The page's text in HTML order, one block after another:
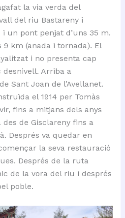
la via verda del
del riu Bastareny i
un pont penjat d’uns 35 m.
9 km (anada i tornada). El
i no presenta cap
Arriba a
Sant Joan de l’Avellanet.
el 1914 per Tomàs
fins a mitjans dels anys
de Gisclareny fins a
Després va quedar en
la seva restauració
Després de la ruta
de la vora del riu i després
poble.